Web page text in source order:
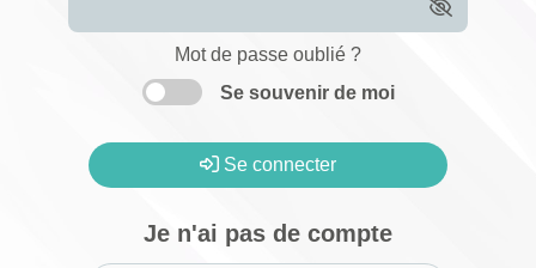
Mot de passe oublié ?
Se souvenir de moi
Se connecter
Je n'ai pas de compte